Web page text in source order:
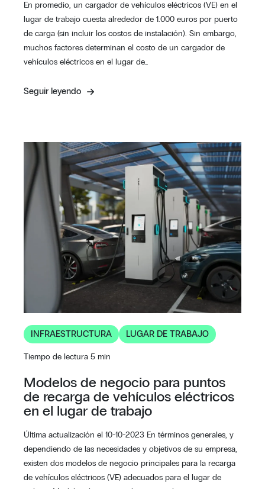
En promedio, un cargador de vehículos eléctricos (VE) en el
lugar de trabajo cuesta alrededor de 1.000 euros por puerto
de carga (sin incluir los costos de instalación). Sin embargo,
muchos factores determinan el costo de un cargador de
vehículos eléctricos en el lugar de…
Seguir leyendo
INFRAESTRUCTURA LUGAR DE TRABAJO
Tiempo de lectura 5 min
Modelos de negocio para puntos
de recarga de vehículos eléctricos
en el lugar de trabajo
Última actualización el 10-10-2023 En términos generales, y
dependiendo de las necesidades y objetivos de su empresa,
existen dos modelos de negocio principales para la recarga
de vehículos eléctricos (VE) adecuados para el lugar de